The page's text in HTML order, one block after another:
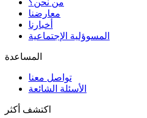
المسوؤلية الإجتماعية
تواصل معنا
الأسئلة الشائعة
اكتشف أكثر